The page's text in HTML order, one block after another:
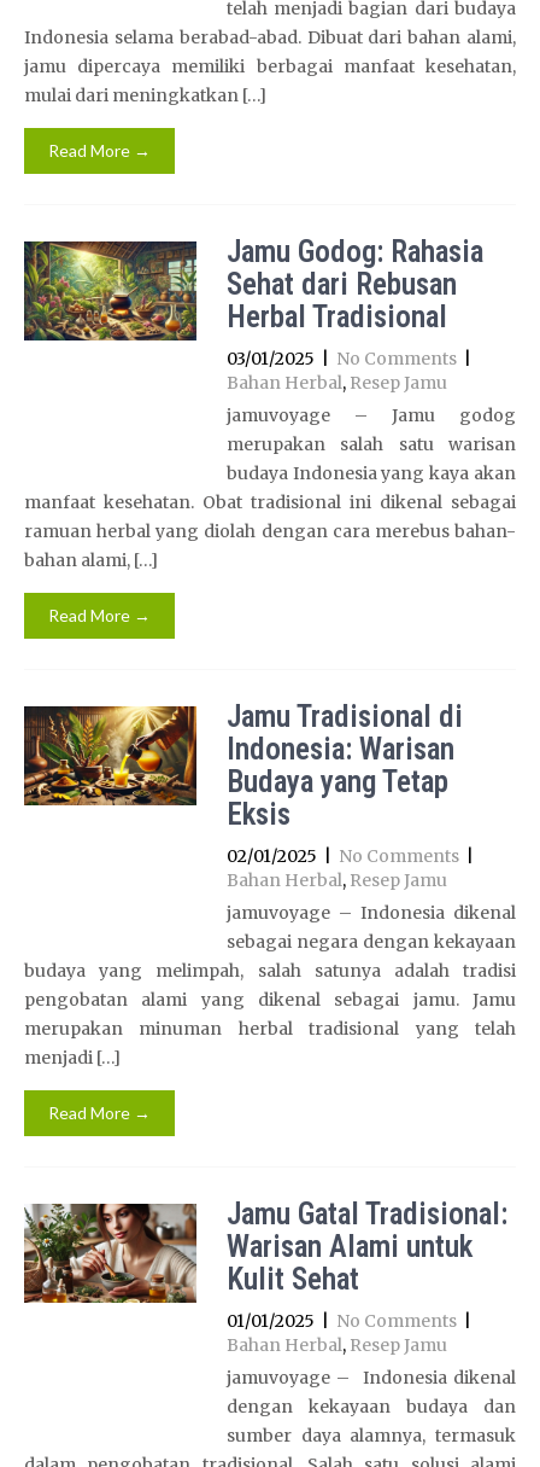
telah menjadi bagian dari budaya
Indonesia selama berabad-abad. Dibuat dari bahan alami,
jamu dipercaya memiliki berbagai manfaat kesehatan,
mulai dari meningkatkan […]
Read More →
Jamu Godog: Rahasia
Sehat dari Rebusan
Herbal Tradisional
03/01/2025 No Comments
Bahan Herbal, Resep Jamu
jamuvoyage – Jamu godog
merupakan salah satu warisan
budaya Indonesia yang kaya akan
manfaat kesehatan. Obat tradisional ini dikenal sebagai
ramuan herbal yang diolah dengan cara merebus bahan-
bahan alami, […]
Read More →
Jamu Tradisional di
Indonesia: Warisan
Budaya yang Tetap
Eksis
02/01/2025 No Comments
Bahan Herbal, Resep Jamu
jamuvoyage – Indonesia dikenal
sebagai negara dengan kekayaan
budaya yang melimpah, salah satunya adalah tradisi
pengobatan alami yang dikenal sebagai jamu. Jamu
merupakan minuman herbal tradisional yang telah
menjadi […]
Read More →
Jamu Gatal Tradisional:
Warisan Alami untuk
Kulit Sehat
01/01/2025 No Comments
Bahan Herbal, Resep Jamu
jamuvoyage – Indonesia dikenal
dengan kekayaan budaya dan
sumber daya alamnya, termasuk